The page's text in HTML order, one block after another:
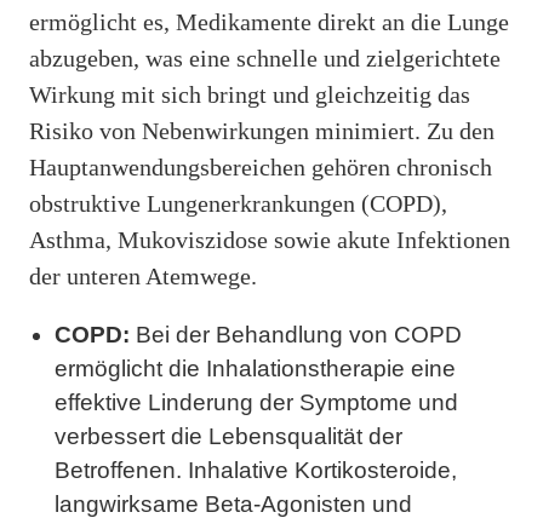
ermöglicht es, Medikamente direkt an die Lunge
abzugeben, was eine schnelle und zielgerichtete
Wirkung mit sich bringt und gleichzeitig das
Risiko von Nebenwirkungen minimiert. Zu den
Hauptanwendungsbereichen gehören chronisch
obstruktive Lungenerkrankungen (COPD),
Asthma, Mukoviszidose sowie akute Infektionen
der unteren Atemwege.
COPD: Bei der Behandlung von COPD
ermöglicht die Inhalationstherapie eine
effektive Linderung der Symptome und
verbessert die Lebensqualität der
Betroffenen. Inhalative Kortikosteroide,
langwirksame Beta-Agonisten und